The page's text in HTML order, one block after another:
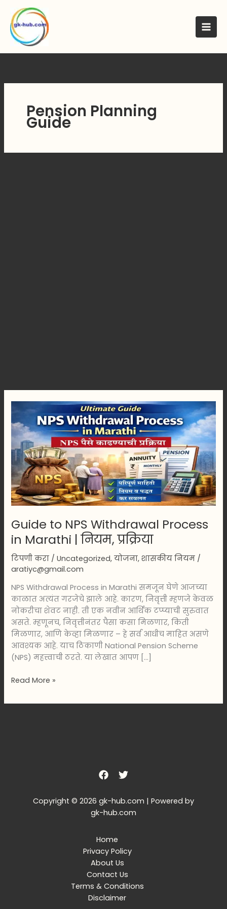
मजकुरावर
Pension Planning
Guide
Guide to NPS Withdrawal Process
in Marathi | नियम, प्रक्रिया
टिपणी करा /Uncategorized,योजना,शासकीय नियम /
aratiyc@gmail.com
NPS Withdrawal Process in Marathi समजून घेणे आजच्या
काळात अत्यंत गरजेचे झाले आहे. कारण, निवृत्ती म्हणजे केवळ
नोकरीचा शेवट नाही. ती एक नवीन आर्थिक टप्प्याची सुरुवात
असते. म्हणूनच, निवृत्तीनंतर पैसा कसा मिळणार, किती
मिळणार, आणि केव्हा मिळणार – हे सर्व आधीच माहित असणे
आवश्यक आहे. याच ठिकाणी National Pension Scheme
(NPS) महत्त्वाची ठरते. या लेखात आपण […]
Guide
NPS
Withdrawal
Process
in
Marathi
|
नियम,
Read More »
Copyright © 2026 gk-hub.com | Powered by
gk-hub.com
Home
Privacy Policy
About Us
Contact Us
Terms & Conditions
Disclaimer